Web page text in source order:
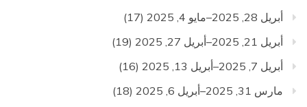
أبريل 28, 2025–مايو 4, 2025
(17)
أبريل 21, 2025–أبريل 27, 2025
(19)
أبريل 7, 2025–أبريل 13, 2025
(16)
مارس 31, 2025–أبريل 6, 2025
(18)